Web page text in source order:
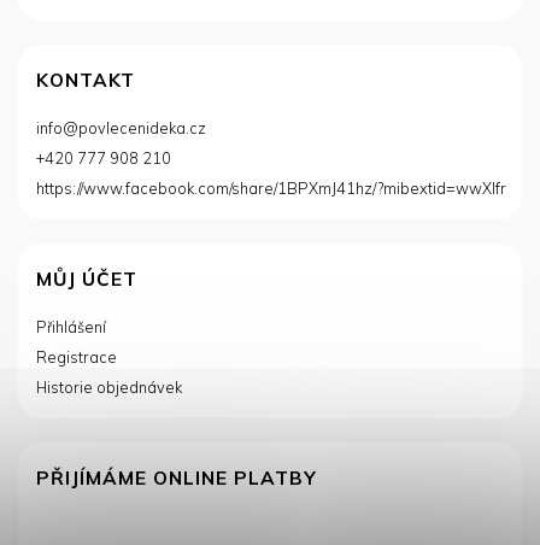
KONTAKT
info@povlecenideka.cz
+420 777 908 210
https://www.facebook.com/share/1BPXmJ41hz/?mibextid=wwXIfr
MŮJ ÚČET
Přihlášení
Registrace
Historie objednávek
PŘIJÍMÁME ONLINE PLATBY